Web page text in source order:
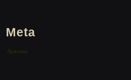
Meta
Acessar